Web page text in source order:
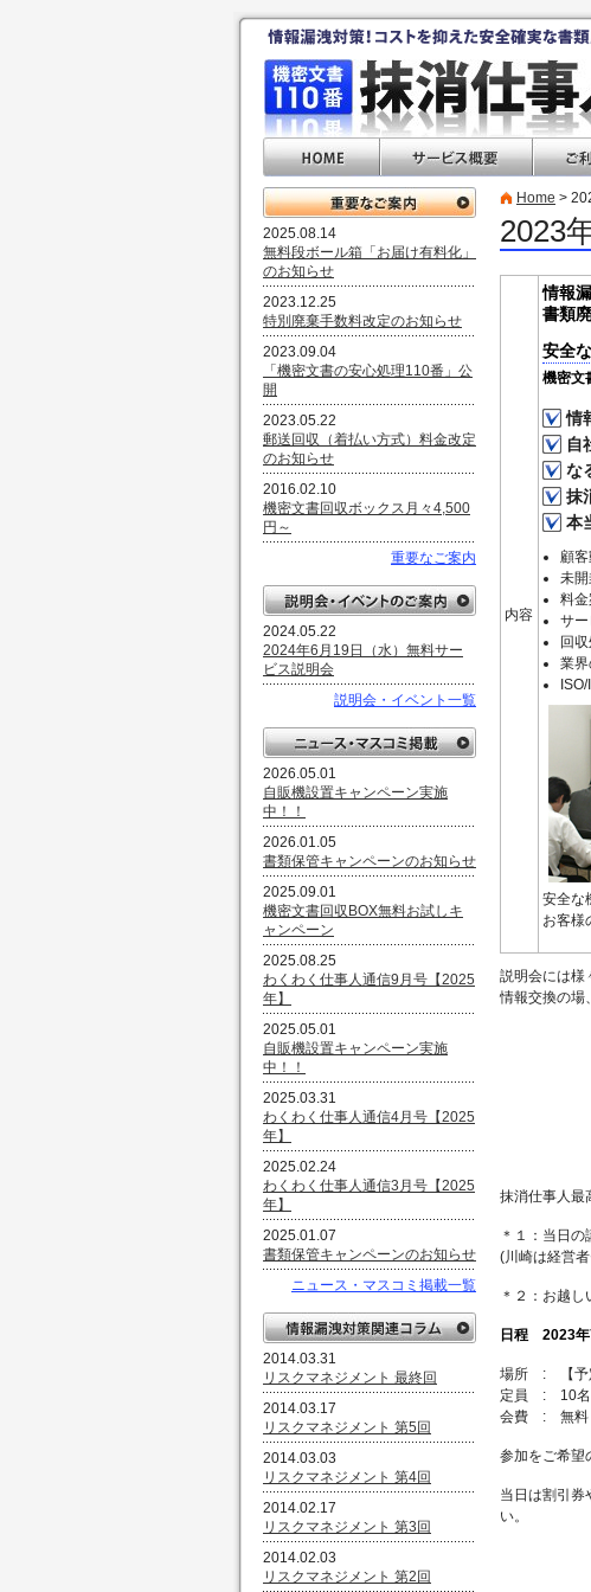
Home >
2023
内容
情報
書類
安全
機密文
情
自
な
抹
本
顧
未
料
サ
回
業界
安全な
お客様
説明会には様
情報交換の場
抹消仕事人
＊１：当日の
(川崎は経営
＊２：お越
日程 2023年
場所 : 【予定
定員 : 10名
会費 : 無料
参加をご希望
当日は割引券
い。
2025.08.14
無料段ボール箱「お届け有料化」
のお知らせ
2023.12.25
特別廃棄手数料改定のお知らせ
2023.09.04
「機密文書の安心処理110番」公
開
2023.05.22
郵送回収（着払い方式）料金改定
のお知らせ
2016.02.10
機密文書回収ボックス月々4,500
円～
重要なご案内
2024.05.22
2024年6月19日（水）無料サー
ビス説明会
説明会・イベント一覧
2026.05.01
自販機設置キャンペーン実施
中！！
2026.01.05
書類保管キャンペーンのお知らせ
2025.09.01
機密文書回収BOX無料お試しキ
ャンペーン
2025.08.25
わくわく仕事人通信9月号【2025
年】
2025.05.01
自販機設置キャンペーン実施
中！！
2025.03.31
わくわく仕事人通信4月号【2025
年】
2025.02.24
わくわく仕事人通信3月号【2025
年】
2025.01.07
書類保管キャンペーンのお知らせ
ニュース・マスコミ掲載一覧
2014.03.31
リスクマネジメント 最終回
2014.03.17
リスクマネジメント 第5回
2014.03.03
リスクマネジメント 第4回
2014.02.17
リスクマネジメント 第3回
2014.02.03
リスクマネジメント 第2回